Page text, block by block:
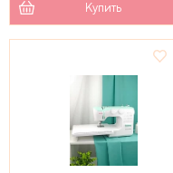
Купить